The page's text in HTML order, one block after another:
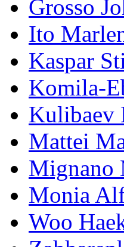
Grosso
Ito
Kaspar
Komila-
Kulibaev
Mattei
Mignano
Monia
Woo